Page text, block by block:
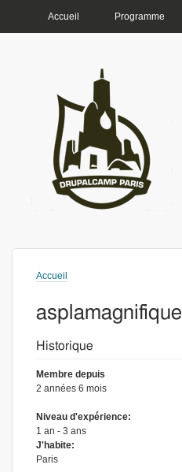
Accueil Programme
Vous êtes ici
Accueil
asplamagnifique
Historique
Membre depuis
2 années 6 mois
Niveau d'expérience:
1 an - 3 ans
J'habite:
Paris